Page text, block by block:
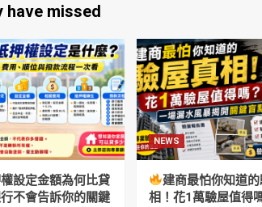
have missed
設定金額為何比貸
不會告訴你的關鍵
NEWS
建商最怕你知道
相！花1萬驗屋值得